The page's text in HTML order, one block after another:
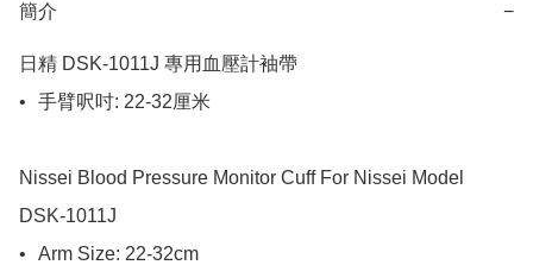
簡介 −
日精 DSK-1011J 專用血壓計袖帶
•	手臂呎吋: 22-32厘米
Nissei Blood Pressure Monitor Cuff For Nissei Model
DSK-1011J
•	Arm Size: 22-32cm